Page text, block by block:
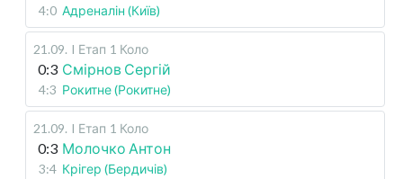
4:0 Адреналін (Київ)
21.09. I Етап 1 Коло
0:3 Смірнов Сергій
4:3 Рокитне (Рокитне)
21.09. I Етап 1 Коло
0:3 Молочко Антон
3:4 Крігер (Бердичів)